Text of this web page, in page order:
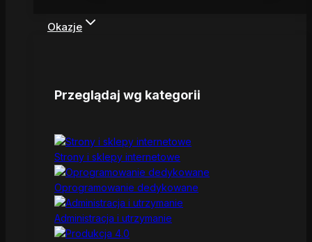
Okazje
Przeglądaj wg kategorii
Strony i sklepy internetowe
Oprogramowanie dedykowane
Administracja i utrzymanie